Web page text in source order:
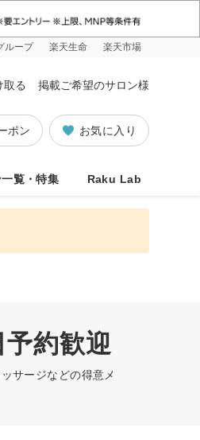
ループ 楽天生命 楽天市場
取る 掲載ご希望のサロン様
お気に入り
ポン
覧・特集 Raku Lab
約歓迎
サージなどの得意メ